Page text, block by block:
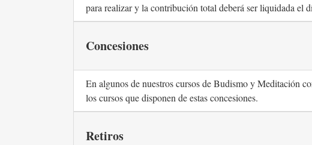
para realizar y la contribución total deberá ser liquidada el
Concesiones
En algunos de nuestros cursos de Budismo y Meditación
los cursos que disponen de estas concesiones.
Retiros